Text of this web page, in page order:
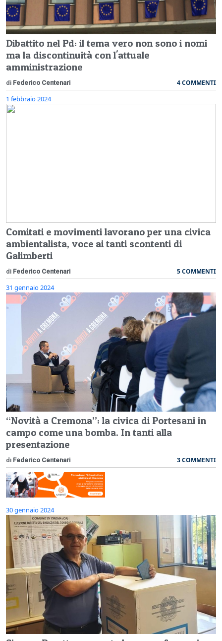
Dibattito nel Pd: il tema vero non sono i nomi
ma la discontinuità con l'attuale
amministrazione
di Federico Centenari 4 COMMENTI
1 febbraio 2024
Comitati e movimenti lavorano per una civica
ambientalista, voce ai tanti scontenti di
Galimberti
di Federico Centenari 5 COMMENTI
31 gennaio 2024
“Novità a Cremona”: la civica di Portesani in
campo come una bomba. In tanti alla
presentazione
di Federico Centenari 3 COMMENTI
30 gennaio 2024